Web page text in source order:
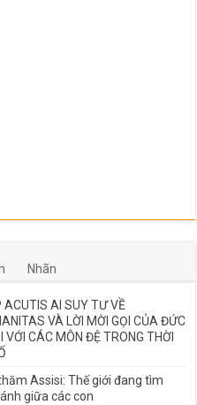
Nhãn
ACUTIS AI SUY TƯ VỀ
VÀ LỜI MỜI GỌI CỦA ĐỨC
VỚI CÁC MÔN ĐỆ TRONG THỜI
Assisi: Thế giới đang tìm
giữa các con